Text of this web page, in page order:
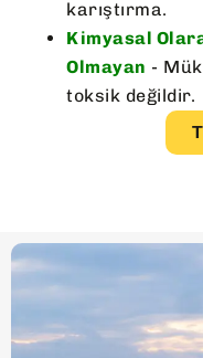
karıştırma.
Kimyasal
Olmayan -
toksik değildir.